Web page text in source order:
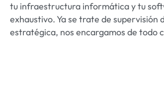
tu infraestructura informática y tu
exhaustivo. Ya se trate de supervisión
estratégica, nos encargamos de todo